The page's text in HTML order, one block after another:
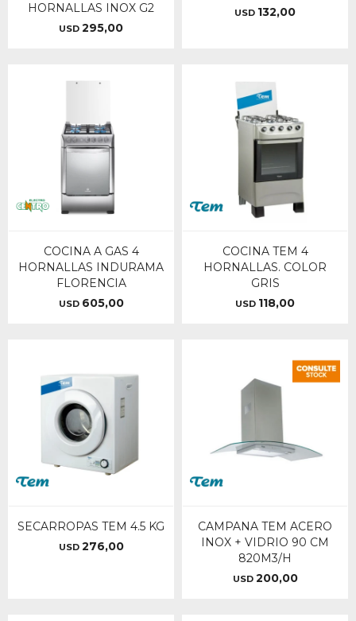
HORNALLAS INOX G2
USD 295,00
USD 132,00
COCINA A GAS 4
HORNALLAS INDURAMA
FLORENCIA
USD 605,00
COCINA TEM 4
HORNALLAS. COLOR
GRIS
USD 118,00
SECARROPAS TEM 4.5 KG
USD 276,00
CAMPANA TEM ACERO
INOX + VIDRIO 90 CM
820M3/H
USD 200,00